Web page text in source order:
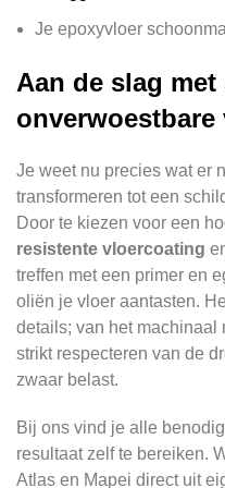
Je epoxyvloer
Aan de slag met
onverwoestbare
Je weet nu precies wat er
transformeren tot een
Door te kiezen voor een
resistente vloercoating
treffen met een primer en
oliën je vloer aantasten.
details; van het machinaal
strikt respecteren van de
zwaar belast.
Bij ons vind je alle
resultaat zelf te bereiken.
Atlas en Mapei direct uit